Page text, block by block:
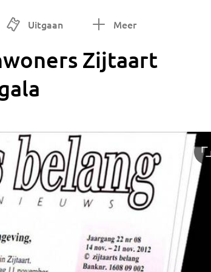
Uitgaan Meer
Zijtaart